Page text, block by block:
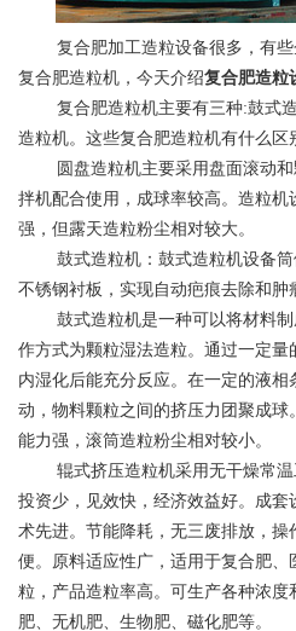
复合肥加工造粒设备很多，有
复合肥造粒机，今天介绍复合肥造粒
复合肥造粒机主要有三种:鼓式
造粒机。这些复合肥造粒机有什么区
圆盘造粒机主要采用盘面滚动
拌机配合使用，成球率较高。造粒机
强，但露天造粒粉尘相对较大。
鼓式造粒机：鼓式造粒机设备
不锈钢衬板，实现自动疤痕去除和肿
鼓式造粒机是一种可以将材料
作方式为颗粒湿法造粒。通过一定
内湿化后能充分反应。在一定的液
动，物料颗粒之间的挤压力团聚成
能力强，滚筒造粒粉尘相对较小。
辊式挤压造粒机采用无干燥常
投资少，见效快，经济效益好。成
术先进。节能降耗，无三废排放，
便。原料适应性广，适用于复合肥、
粒，产品造粒率高。可生产各种浓
肥、无机肥、生物肥、磁化肥等。